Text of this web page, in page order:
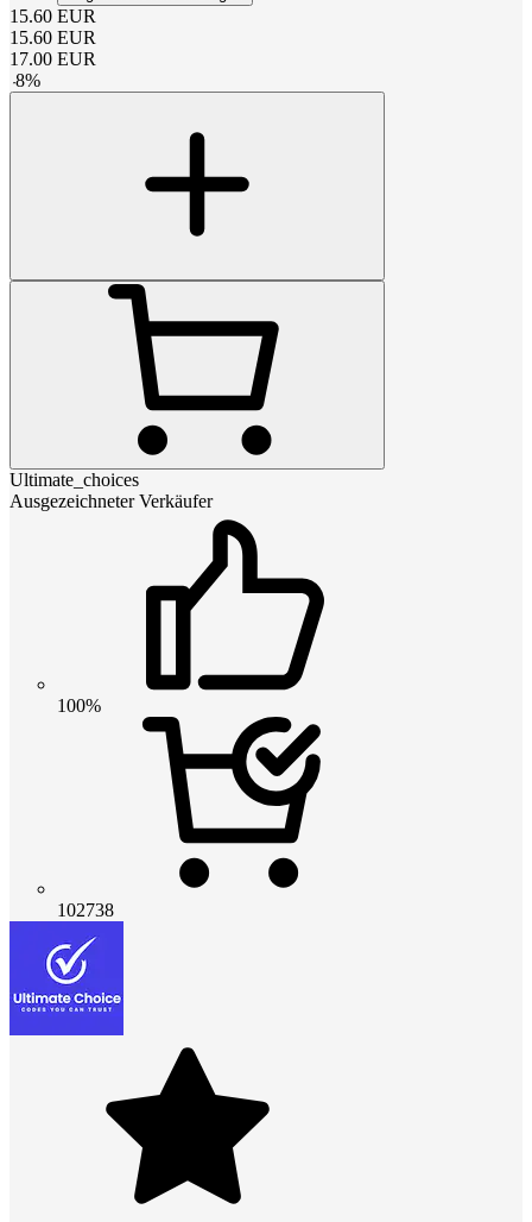
15.60 EUR
15.60 EUR
17.00 EUR
-8%
Ultimate_choices
Ausgezeichneter Verkäufer
100%
102738